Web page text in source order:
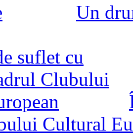
Un
Cultural